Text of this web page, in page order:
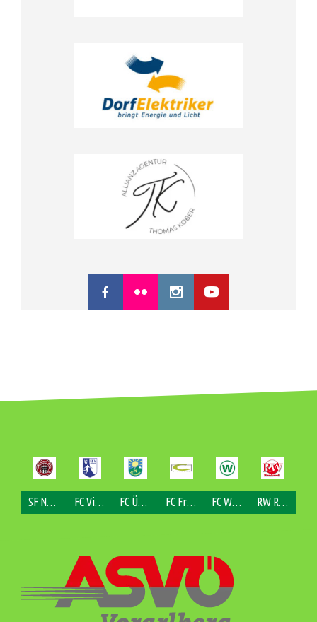
SF Nofels FC Viktorsberg FC Übersaxen FC Fraxern FC Weiler RW Rankweil